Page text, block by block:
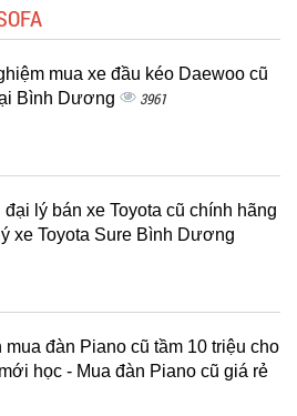
mua xe đầu kéo Daewoo cũ
Bình Dương
3961
lý bán xe Toyota cũ chính hãng
xe Toyota Sure Bình Dương
mua đàn Piano cũ tầm 10 triệu cho
học - Mua đàn Piano cũ giá rẻ